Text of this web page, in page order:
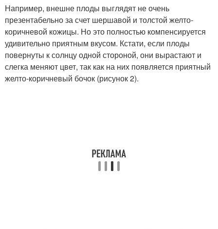
Например, внешне плоды выглядят не очень
презентабельно за счет шершавой и толстой желто-
коричневой кожицы. Но это полностью компенсируется
удивительно приятным вкусом. Кстати, если плоды
повернуты к солнцу одной стороной, они вырастают и
слегка меняют цвет, так как на них появляется приятный
желто-коричневый бочок (рисунок 2).